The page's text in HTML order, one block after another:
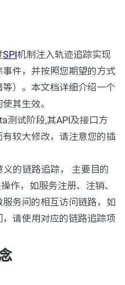
SPI机制注入轨迹追踪实现
件，并按照您期望的方式
）。本文档详细介绍一个
其生效。
测试阶段,其API及接口方
较大修改，请注意您的插
的链路追踪， 主要目的
作，如服务注册、注销、
务间的相互访问链路，如
请使用对应的链路追踪项